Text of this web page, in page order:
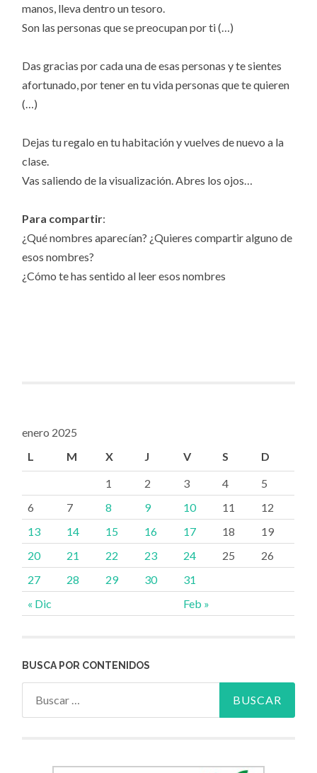
manos, lleva dentro un tesoro.
Son las personas que se preocupan por ti (…)
Das gracias por cada una de esas personas y te sientes
afortunado, por tener en tu vida personas que te quieren
(…)
Dejas tu regalo en tu habitación y vuelves de nuevo a la
clase.
Vas saliendo de la visualización. Abres los ojos…
Para compartir:
¿Qué nombres aparecían? ¿Quieres compartir alguno de
esos nombres?
¿Cómo te has sentido al leer esos nombres
enero 2025
L
M X J V S D
« Dic Feb »
1 2 3 4
5
6
7 8 9 10 11
12
13
14 15 16 17 18
19
20
21 22 23 24 25
26
27
28 29 30 31
BUSCA POR CONTENIDOS